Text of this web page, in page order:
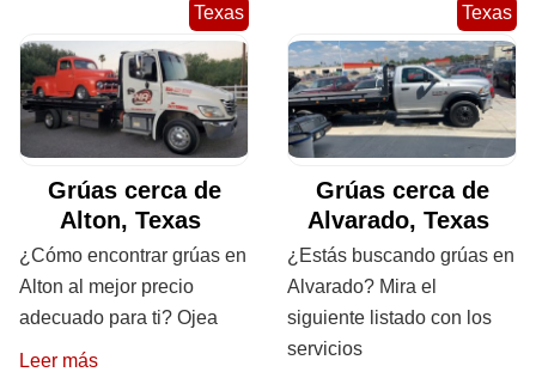
Texas
Grúas cerca de
Alton, Texas
¿Cómo encontrar grúas en
Alton al mejor precio
adecuado para ti? Ojea
Leer más
Texas
Grúas cerca de
Alvarado, Texas
¿Estás buscando grúas en
Alvarado? Mira el
siguiente listado con los
servicios